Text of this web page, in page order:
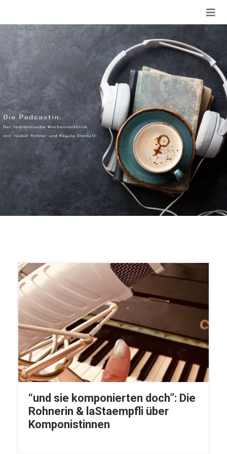
“und sie komponierten doch”: Die
Rohnerin & laStaempfli über
Komponistinnen